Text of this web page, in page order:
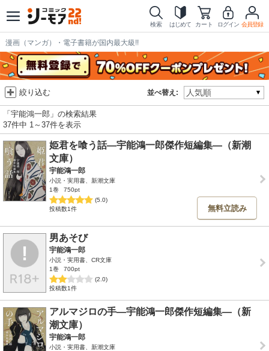
検索 はじめて カート ログイン 会員登録
漫画（マンガ）・電子書籍が国内最大級!!
並べ替え:
絞り込む
「宇能鴻一郎」の検索結果
37件中 1～37件を表示
姫君を喰う話―宇能鴻一郎傑作短編集―（新潮
文庫）
宇能鴻一郎
小説・実用書、新潮文庫
1巻
750pt
(5.0)
投稿数1件
無料立読み
男あそび
宇能鴻一郎
小説・実用書、CR文庫
1巻
700pt
(2.0)
投稿数1件
アルマジロの手―宇能鴻一郎傑作短編集―（新
潮文庫）
宇能鴻一郎
小説・実用書、新潮文庫